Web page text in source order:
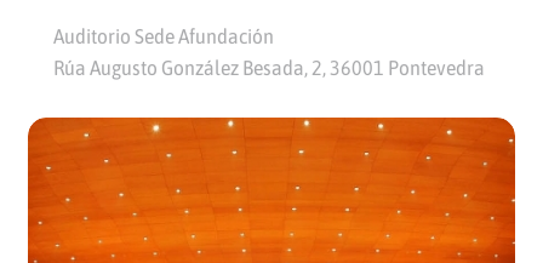
Auditorio Sede Afundación
Rúa Augusto González Besada, 2, 36001 Pontevedra